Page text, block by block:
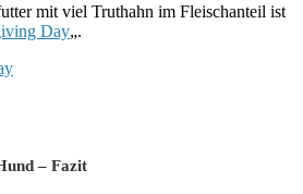
mit viel Truthahn im Fleischanteil ist
Day„.
– Fazit